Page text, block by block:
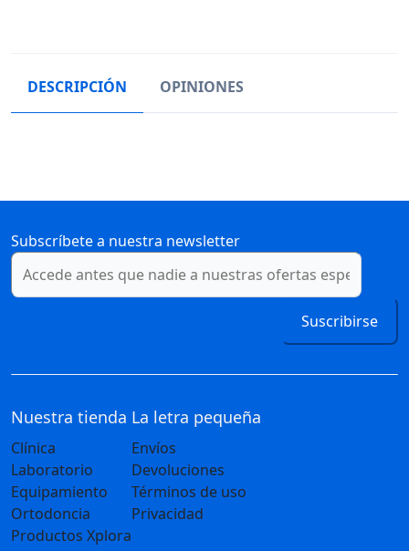
DESCRIPCIÓN OPINIONES
Subscríbete a nuestra newsletter
Suscribirse
Nuestra tienda
Clínica
Laboratorio
Equipamiento
Ortodoncia
Productos Xplora
La letra pequeña
Envíos
Devoluciones
Términos de uso
Privacidad